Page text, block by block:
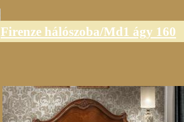
Firenze hálószoba/Md1 ágy 160